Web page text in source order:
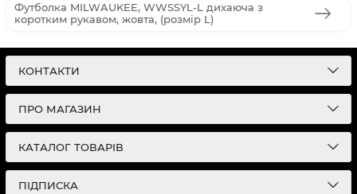
Футболка MILWAUKEE, WWSSYL-L дихаюча з
коротким рукавом, жовта, (розмір L)
КОНТАКТИ
ПРО МАГАЗИН
КАТАЛОГ ТОВАРІВ
ПІДПИСКА